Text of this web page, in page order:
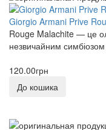
Giorgio Armani Prive
Rouge Malachite — це
незвичайним
120.00грн
До кошика